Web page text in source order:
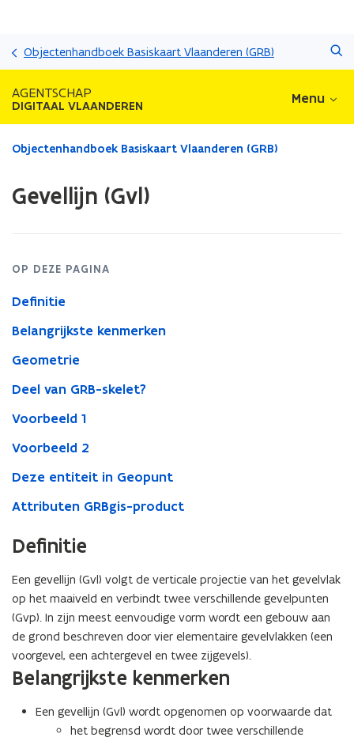
en
naar
Objectenhandboek Basiskaart Vlaanderen (GRB)
AGENTSCHAP
DIGITAAL VLAANDEREN Menu
Gedaan
Gevellijn
Objectenhandboek Basiskaart Vlaanderen (GRB)
Gevellijn (Gvl)
OP DEZE PAGINA
Definitie
Belangrijkste kenmerken
Geometrie
Deel van GRB-skelet?
Voorbeeld 1
Voorbeeld 2
Deze entiteit in Geopunt
Attributen GRBgis-product
Definitie
Een gevellijn (Gvl) volgt de verticale projectie van het gevelvlak
op het maaiveld en verbindt twee verschillende gevelpunten
(Gvp). In zijn meest eenvoudige vorm wordt een gebouw aan
de grond beschreven door vier elementaire gevelvlakken (een
voorgevel, een achtergevel en twee zijgevels).
Belangrijkste kenmerken
Een gevellijn (Gvl) wordt opgenomen op voorwaarde dat
het begrensd wordt door twee verschillende